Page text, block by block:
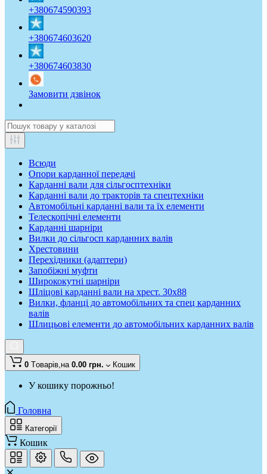
+380674590393
+380674603620
+380674603830
Замовити дзвінок
Всюди
Опори карданної передачі
Карданні вали для сільгосптехніки
Карданні вали до тракторів та спецтехніки
Автомобільні карданні вали та їх елементи
Телескопічні елементи
Карданні шарніри
Вилки до сільгосп карданних валів
Хрестовини
Перехідники (адаптери)
Запобіжні муфти
Ширококутні шарніри
Шліцові карданні вали на хрест. 30x88
Вилки, фланці до автомобільних та спец карданних
валів
Шлицьові елементи до автомобільних карданних валів
0 Tоварів,на 0.00 грн. Кошик
У кошику порожньо!
Головна
Категорії
Кошик